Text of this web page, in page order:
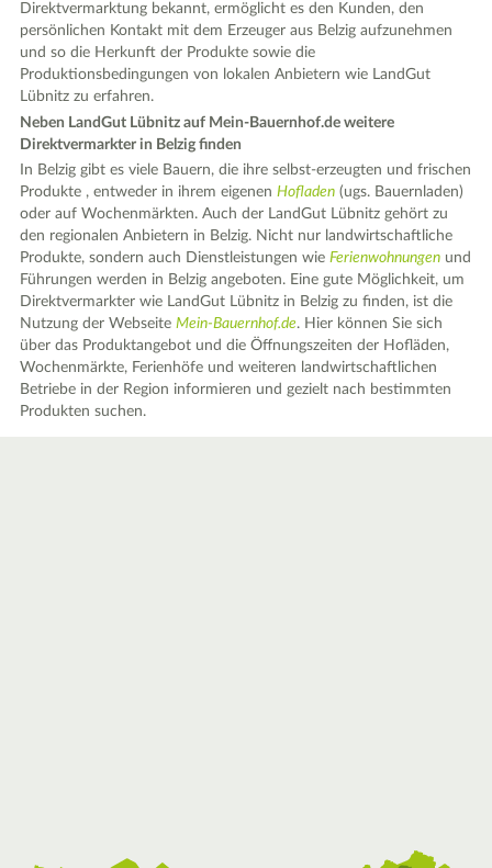
Direktvermarktung bekannt, ermöglicht es den Kunden, den
persönlichen Kontakt mit dem Erzeuger aus Belzig aufzunehmen
und so die Herkunft der Produkte sowie die
Produktionsbedingungen von lokalen Anbietern wie LandGut
Lübnitz zu erfahren.
Neben LandGut Lübnitz auf Mein-Bauernhof.de weitere
Direktvermarkter in Belzig finden
In Belzig gibt es viele Bauern, die ihre selbst-erzeugten und frischen
Produkte , entweder in ihrem eigenenHofladen (ugs. Bauernladen)
oder auf Wochenmärkten. Auch der LandGut Lübnitz gehört zu
den regionalen Anbietern in Belzig. Nicht nur landwirtschaftliche
Produkte, sondern auch Dienstleistungen wieFerienwohnungen und
Führungen werden in Belzig angeboten. Eine gute Möglichkeit, um
Direktvermarkter wie LandGut Lübnitz in Belzig zu finden, ist die
Nutzung der WebseiteMein-Bauernhof.de. Hier können Sie sich
über das Produktangebot und die Öffnungszeiten der Hofläden,
Wochenmärkte, Ferienhöfe und weiteren landwirtschaftlichen
Betriebe in der Region informieren und gezielt nach bestimmten
Produkten suchen.